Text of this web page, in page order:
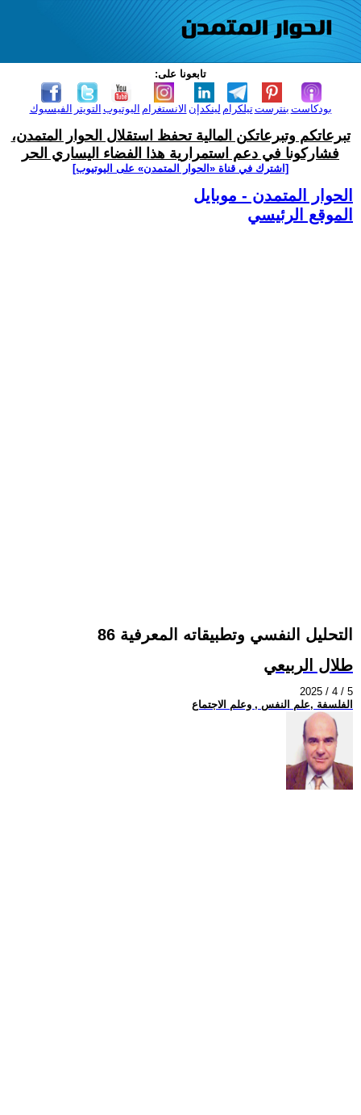
تابعونا على:
الفيسبوك التويتر اليوتيوب الانستغرام لينكدإن تيلكرامبنترست بودكاست
تبرعاتكم وتبرعاتكن المالية تحفظ استقلال الحوار المتمدن،
فشاركونا في دعم استمرارية هذا الفضاء اليساري الحر
[اشترك في قناة ‫«الحوار المتمدن» على اليوتيوب]
الحوار المتمدن - موبايل
الموقع الرئيسي
التحليل النفسي وتطبيقاته المعرفية 86
طلال الربيعي
2025 / 4 / 5
الفلسفة ,علم النفس , وعلم الاجتماع